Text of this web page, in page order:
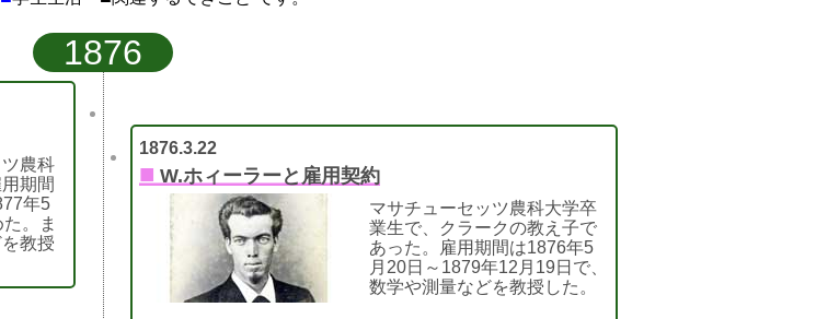
1876
農科
期間
年5
。ま
教授
1876.3.22
■ W.ホィーラーと雇用契約
マサチューセッツ農科大学卒
業生で、クラークの教え子で
あった。雇用期間は1876年5
月20日～1879年12月19日で、
数学や測量などを教授した。